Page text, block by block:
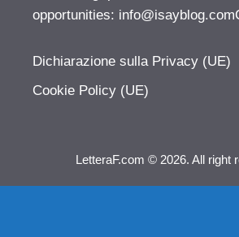
opportunities:
Dichiarazione sulla Privacy (UE)
Cookie Policy (UE)
LetteraF.com © 2026. All right